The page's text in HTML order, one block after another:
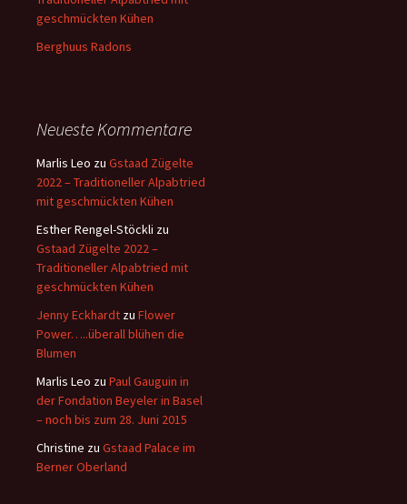
geschmückten Kühen
Berghuus Radons
Neueste Kommentare
Marlis Leo zu Gstaad Zügelte
2022 – Traditioneller Alpabtried
mit geschmückten Kühen
Esther Rengel-Stöckli zu
Gstaad Zügelte 2022 –
Traditioneller Alpabtried mit
geschmückten Kühen
Jenny Eckhardt zu Flower
Power…..überall blühen die
Blumen
Marlis Leo zu Paul Gauguin in
der Fondation Beyeler in Basel
– noch bis zum 28. Juni 2015
Christine zu Gstaad Palace im
Berner Oberland